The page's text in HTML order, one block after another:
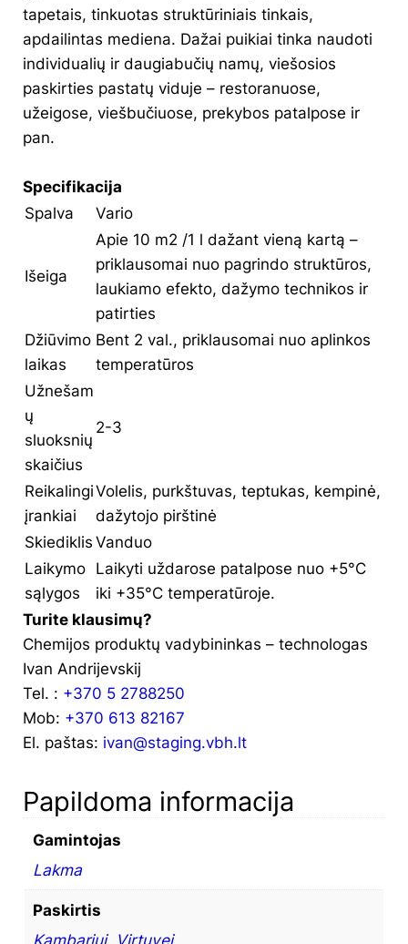
tapetais, tinkuotas struktūriniais tinkais,
apdailintas mediena. Dažai puikiai tinka naudoti
individualių ir daugiabučių namų, viešosios
paskirties pastatų viduje – restoranuose,
užeigose, viešbučiuose, prekybos patalpose ir
pan.
Specifikacija
Spalva
Vario
Išeiga
Apie 10 m2 /1 l dažant vieną kartą –
priklausomai nuo pagrindo struktūros,
laukiamo efekto, dažymo technikos ir
patirties
Džiūvimo
laikas
Bent 2 val., priklausomai nuo aplinkos
temperatūros
Užnešam
ų
sluoksnių
skaičius
2-3
Reikalingi
įrankiai
Volelis, purkštuvas, teptukas, kempinė,
dažytojo pirštinė
SkiediklisVanduo
Laikymo
sąlygos
Laikyti uždarose patalpose nuo +5°C
iki +35°C temperatūroje.
Turite klausimų?
Chemijos produktų vadybininkas – technologas
Ivan Andrijevskij
Tel. : +370 5 2788250
Mob: +370 613 82167
El. paštas: ivan@staging.vbh.lt
Papildoma informacija
Gamintojas
Lakma
Paskirtis